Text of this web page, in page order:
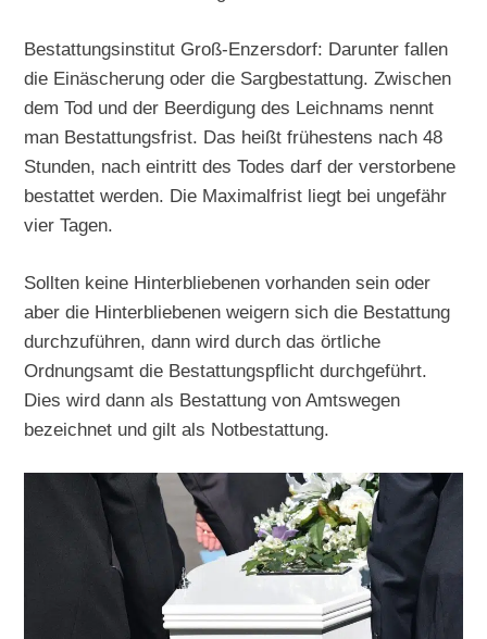
Bestattungsinstitut Groß-Enzersdorf: Darunter fallen
die Einäscherung oder die Sargbestattung. Zwischen
dem Tod und der Beerdigung des Leichnams nennt
man Bestattungsfrist. Das heißt frühestens nach 48
Stunden, nach eintritt des Todes darf der verstorbene
bestattet werden. Die Maximalfrist liegt bei ungefähr
vier Tagen.
Sollten keine Hinterbliebenen vorhanden sein oder
aber die Hinterbliebenen weigern sich die Bestattung
durchzuführen, dann wird durch das örtliche
Ordnungsamt die Bestattungspflicht durchgeführt.
Dies wird dann als Bestattung von Amtswegen
bezeichnet und gilt als Notbestattung.